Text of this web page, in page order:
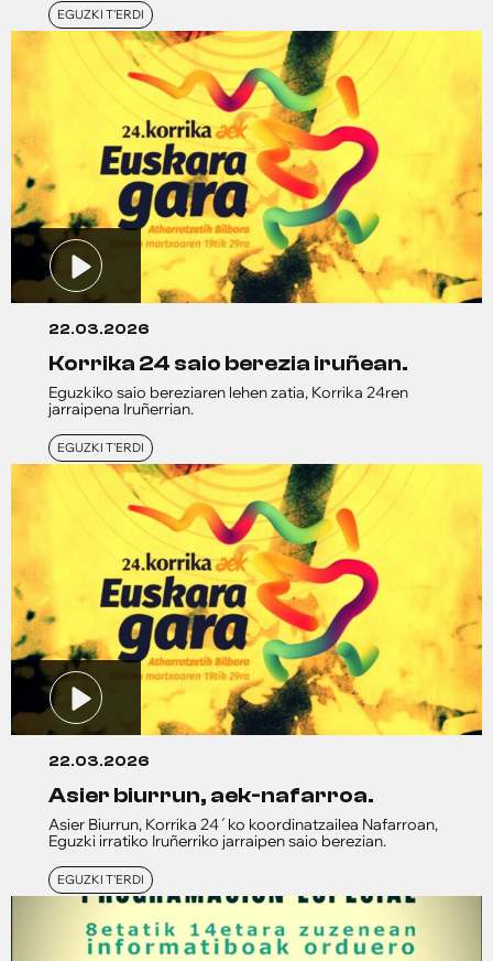
EGUZKI T'ERDI
22.03.2026
korrika 24 saio berezia iruñean.
Eguzkiko saio bereziaren lehen zatia, Korrika 24ren
jarraipena Iruñerrian.
EGUZKI T'ERDI
22.03.2026
asier biurrun, aek-nafarroa.
Asier Biurrun, Korrika 24´ko koordinatzailea Nafarroan,
Eguzki irratiko Iruñerriko jarraipen saio berezian.
EGUZKI T'ERDI